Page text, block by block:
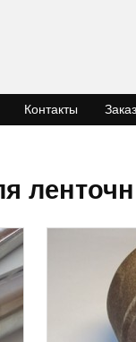
Контакты Заказ